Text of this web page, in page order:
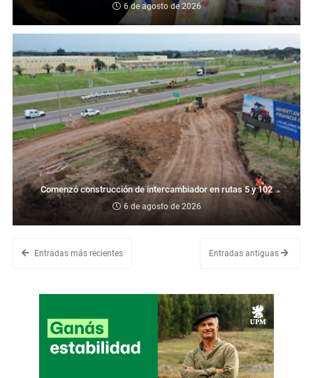
6 de agosto de 2026
Comenzó construcción de intercambiador en rutas 5 y 102
6 de agosto de 2026
Entradas más recientes Entradas antiguas